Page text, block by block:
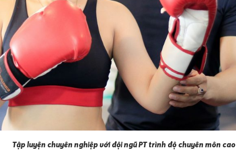
Tập luyện chuyên nghiệp với đội ngũ PT trình độ chuyên môn cao